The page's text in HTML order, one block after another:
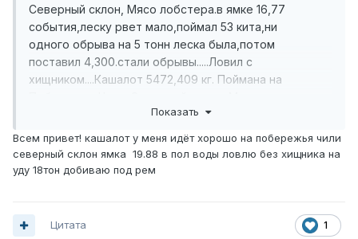
Северный склон, Мясо лобстера.в ямке 16,77
события,леску рвет мало,поймал 53 кита,ни
одного обрыва на 5 тонн леска была,потом
поставил 4,300.стали обрывы.....Ловил с
хищником....Кашалот 5472,409 кг. Поймана на
лобстера.......Хочу дополнить...У меня там больше
не клюет,вообще,ни единой поклевки..Все.
Показать
Всем привет! кашалот у меня идёт хорошо на побережья чили
северный склон ямка 19.88 в пол воды ловлю без хищника на
уду 18тон добиваю под рем
1
Цитата